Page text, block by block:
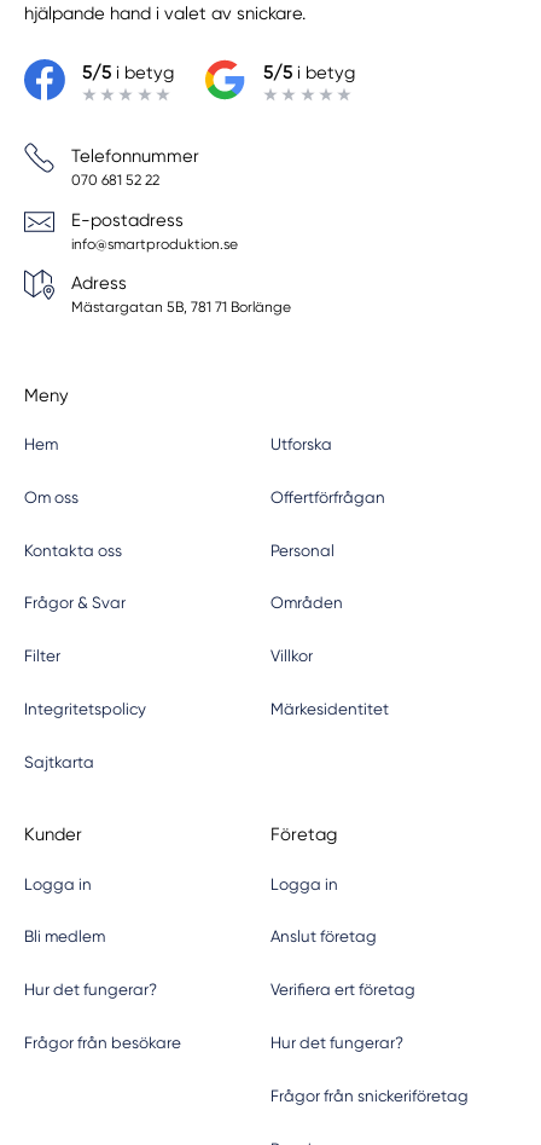
hjälpande hand i valet av snickare.
5/5i betyg 5/5i betyg
Telefonnummer
070 681 52 22
E-postadress
info@smartproduktion.se
Adress
Mästargatan 5B, 781 71 Borlänge
Meny
Hem Utforska
Om oss Offertförfrågan
Kontakta oss Personal
Frågor & Svar Områden
Filter Villkor
Integritetspolicy Märkesidentitet
Sajtkarta
Kunder
Logga in
Bli medlem
Hur det fungerar?
Frågor från besökare
Företag
Logga in
Anslut företag
Verifiera ert företag
Hur det fungerar?
Frågor från snickeriföretag